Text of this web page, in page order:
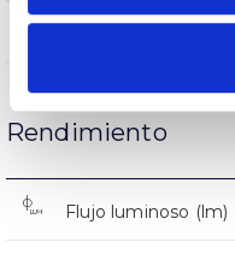
Rendimiento
Flujo luminoso (lm)